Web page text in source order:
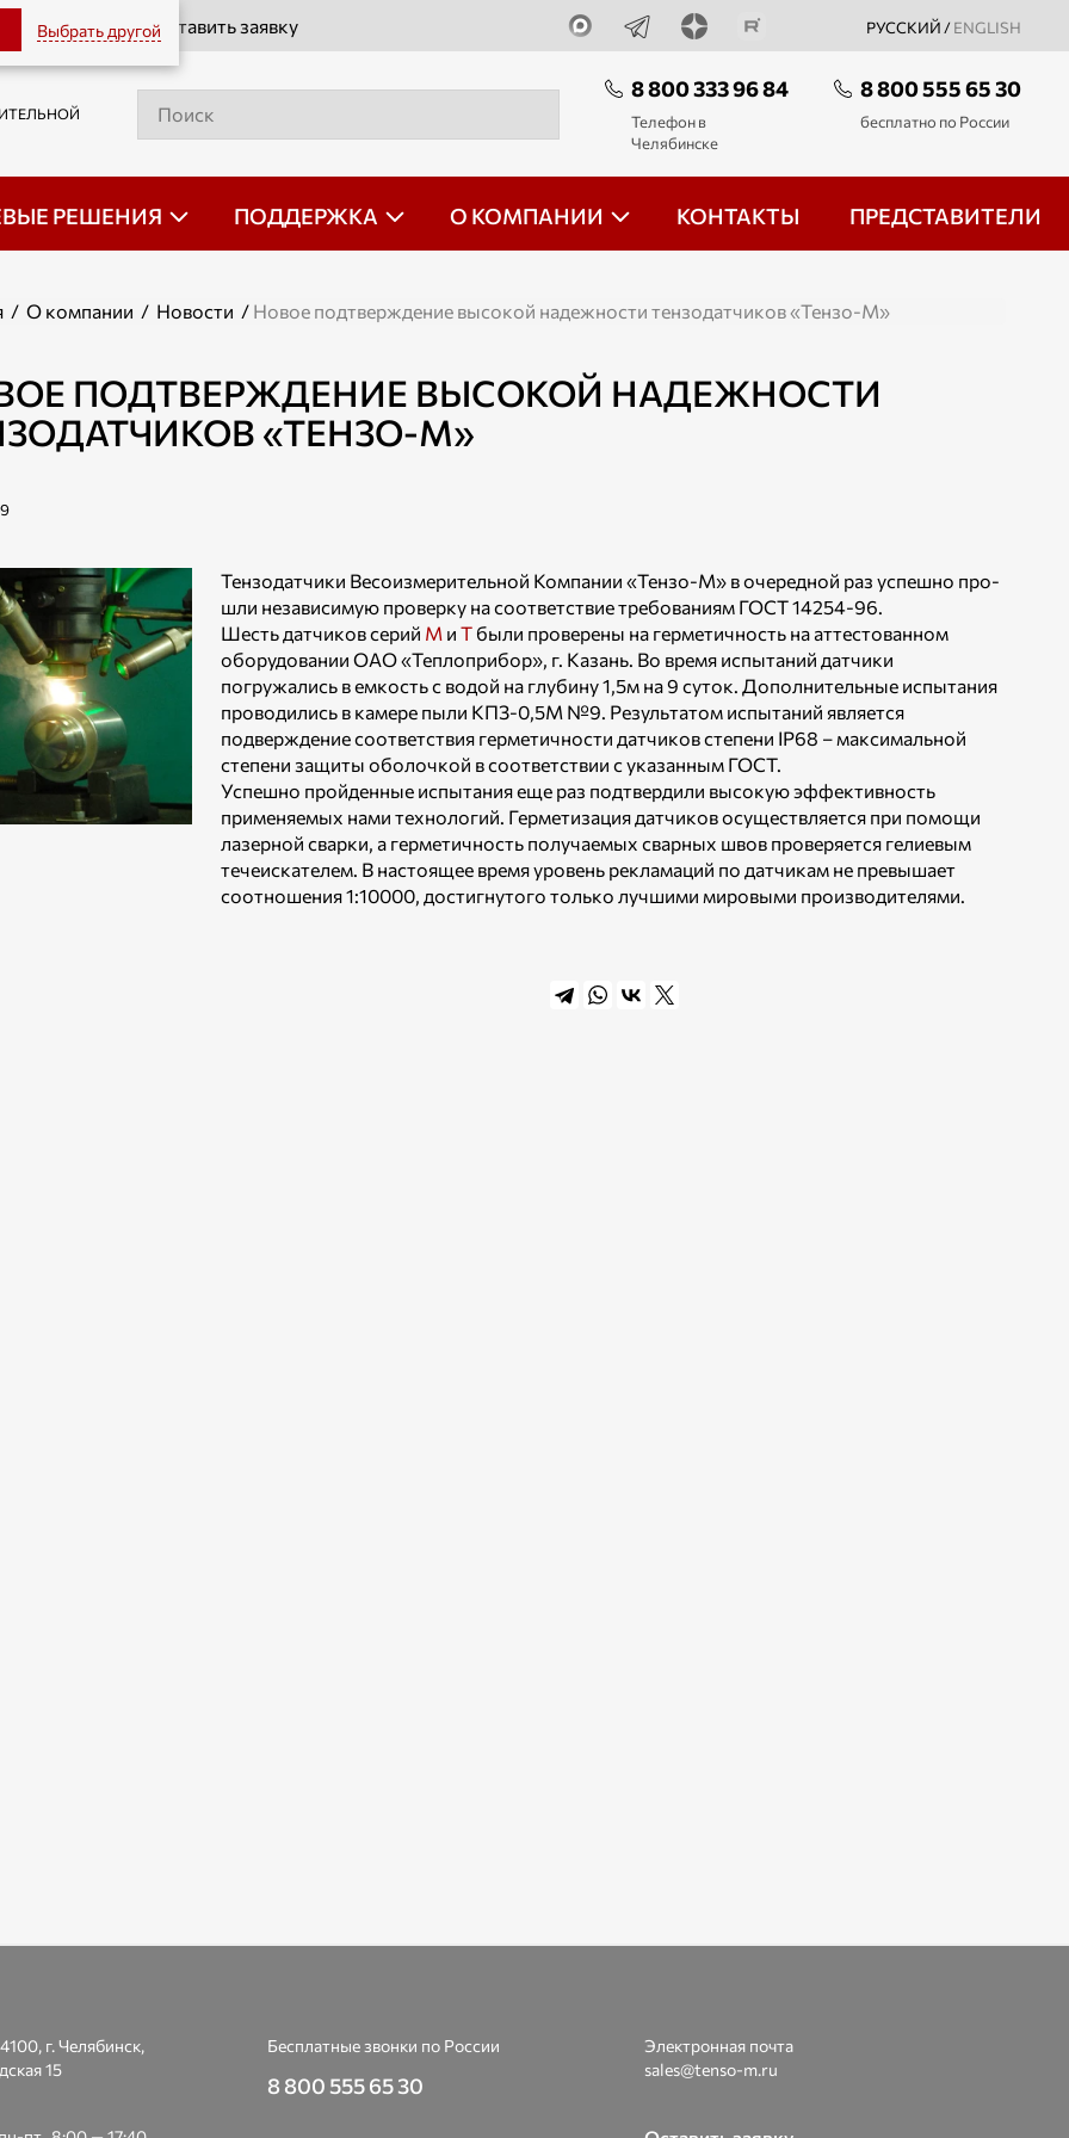
Выбрать другой РУССКИЙ / ENGLISH
Оставить заявку
8 800 333 96 84
Телефон в
Челябинске
8 800 555 65 30
бесплатно по России
РЕШЕНИЯ ПОДДЕРЖКА О КОМПАНИИ КОНТАКТЫ ПРЕДСТАВИТЕЛИ
/ О компании / Новости / Новое подтверждение высокой надежности тензодатчиков «Тензо-М»
ПОДТВЕРЖДЕНИЕ ВЫСОКОЙ НАДЕЖНОСТИ
«ТЕНЗО-М»
Тензодатчики Весоизмерительной Компании «Тензо-М» в очередной раз успешно про­
шли независимую проверку на соответствие требованиям ГОСТ 14254-96.
Шесть датчиков серий М и Тбыли проверены на герметичность на аттестованном
оборудовании ОАО «Теплоприбор», г. Казань. Во время ис­пытаний датчики
погружались в емкость с водой на глубину 1,5м на 9 суток. Дополнительные испытания
проводились в камере пыли КПЗ-0,5М №9. Результатом испытаний является
подверждение cоответствия герметичности датчиков степени IP68 – максимальной
степени защиты оболочкой в соответствии с указанным ГОСТ.
Успешно пройденные испытания еще раз подтвердили высокую эффективность
применяемых нами технологий. Герметизация датчиков осуществляется при помощи
лазерной сварки, а герметичность получаемых сварных швов проверяется гелиевым
течеискателем. В настоящее время уровень рекламаций по датчикам не превышает
соотношения 1:10000, достигнутого только лучшими мировыми производителями.
г. Челябинск,
15
Бесплатные звонки по России
8 800 555 65 30
Электронная почта
sales@tenso-m.ru